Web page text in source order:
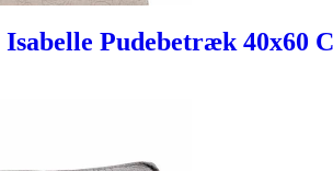
Pudebetræk 40x60